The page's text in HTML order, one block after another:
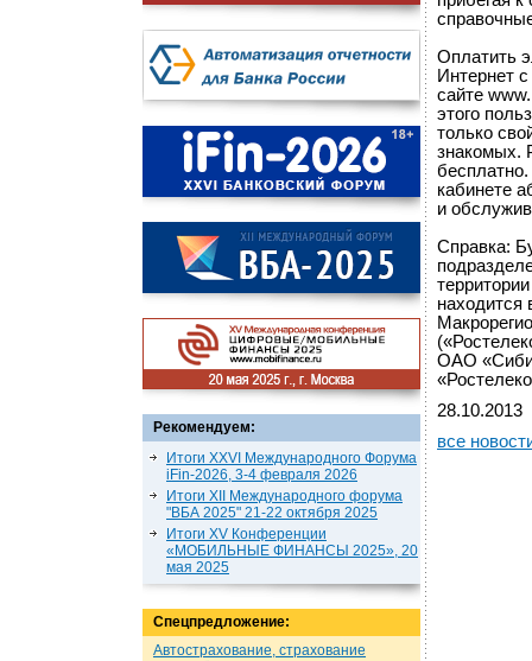
Рекомендуем:
Итоги XXVI Международного Форума
iFin-2026, 3-4 февраля 2026
Итоги XII Международного форума
"ВБА 2025" 21-22 октября 2025
Итоги XV Конференции
«МОБИЛЬНЫЕ ФИНАНСЫ 2025», 20
мая 2025
Спецпредложение:
Автострахование, страхование
Оплатить
Интернет
сайте
этого
только
знакомых.
кабинете
и
Справка:
находится
ОАО
28.10.2013
все